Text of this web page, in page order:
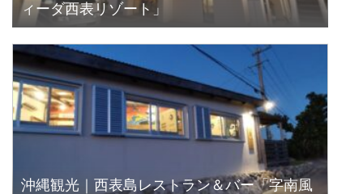
ィーダ西表リゾート」
沖縄観光｜西表島レストラン＆バー「字南風